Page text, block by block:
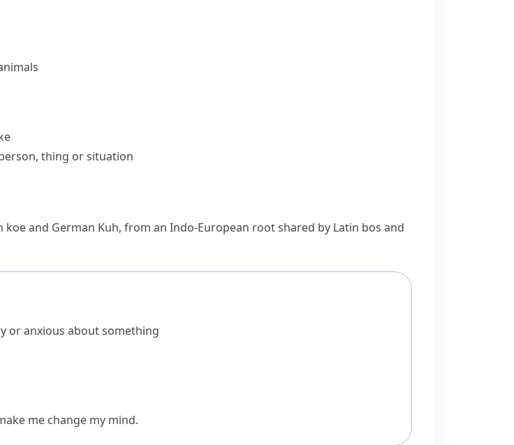
thing or situation
koeand German Kuh, from an Indo-European root shared by Latin bos and
or anxious about something
me change my mind.